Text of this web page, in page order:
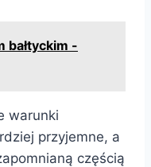
bałtyckim -
warunki
przyjemne, a
częścią